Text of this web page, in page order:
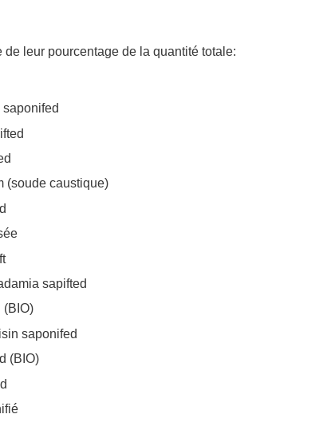
de leur pourcentage de la quantité totale:
(soude caustique)
sapifted
(BIO)
saponifed
(BIO)